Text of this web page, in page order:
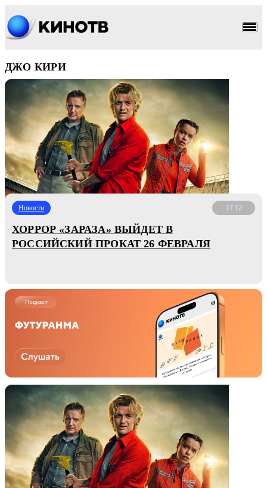
ДЖО КИРИ
Новости 17.12
ХОРРОР «ЗАРАЗА» ВЫЙДЕТ В
РОССИЙСКИЙ ПРОКАТ 26 ФЕВРАЛЯ